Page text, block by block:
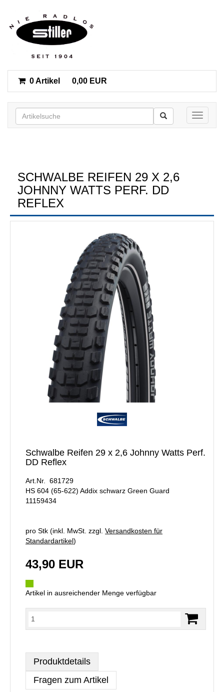
0 Artikel 0,00 EUR
Toggle
SCHWALBE REIFEN 29 X 2,6
JOHNNY WATTS PERF. DD
REFLEX
Schwalbe Reifen 29 x 2,6 Johnny Watts Perf.
DD Reflex
Art.Nr. 681729
HS 604 (65-622) Addix schwarz Green Guard
11159434
pro Stk (inkl. MwSt. zzgl. Versandkosten für
Standardartikel)
43,90 EUR
Artikel in ausreichender Menge verfügbar
Produktdetails
Fragen zum Artikel